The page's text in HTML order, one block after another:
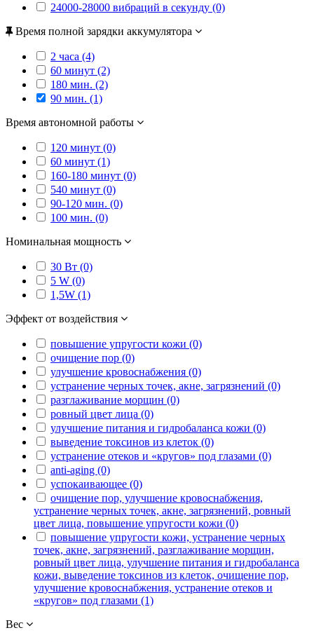
24000-28000 вибраций в секунду (0)
Время полной зарядки аккумулятора
2 часа (4)
60 минут (2)
180 мин. (2)
90 мин. (1)
Время автономной работы
120 минут (0)
60 минут (1)
160-180 минут (0)
540 минут (0)
90-120 мин. (0)
100 мин. (0)
Номинальная мощность
30 Вт (0)
5 W (0)
1,5W (1)
Эффект от воздействия
повышение упругости кожи (0)
очищение пор (0)
улучшение кровоснабжения (0)
устранение черных точек, акне, загрязнений (0)
разглаживание морщин (0)
ровный цвет лица (0)
улучшение питания и гидробаланса кожи (0)
выведение токсинов из клеток (0)
устранение отеков и «кругов» под глазами (0)
anti-aging (0)
успокаивающее (0)
очищение пор, улучшение кровоснабжения,
устранение черных точек, акне, загрязнений, ровный
цвет лица, повышение упругости кожи (0)
повышение упругости кожи, устранение черных
точек, акне, загрязнений, разглаживание морщин,
ровный цвет лица, улучшение питания и гидробаланса
кожи, выведение токсинов из клеток, очищение пор,
улучшение кровоснабжения, устранение отеков и
«кругов» под глазами (1)
Вес